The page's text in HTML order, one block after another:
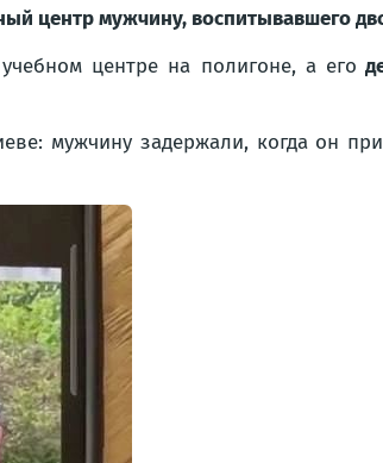
центр мужчину, воспитывавшего
центре на полигоне, а его
мужчину задержали, когда он